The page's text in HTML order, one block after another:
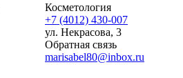
Косметология
+7 (4012) 430-007
ул. Некрасова, 3
Обратная связь
marisabel80@inbox.ru